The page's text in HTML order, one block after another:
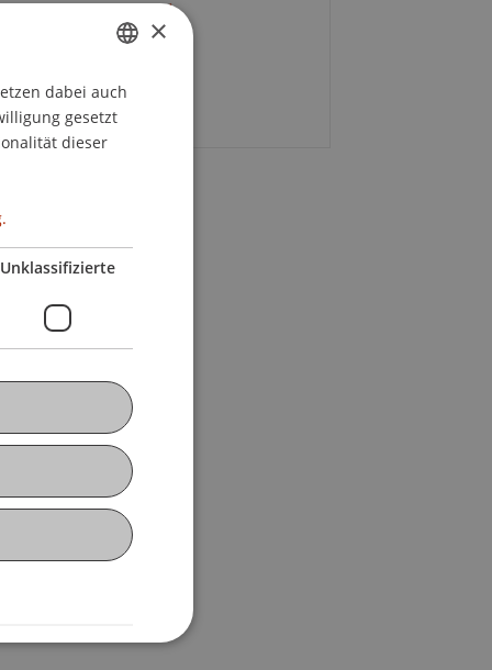
Theresia Federl
+43 676 421 77 88
Mail
GERMAN
ENGLISH
×
dabei auch
gesetzt
dieser
Unklassifizierte